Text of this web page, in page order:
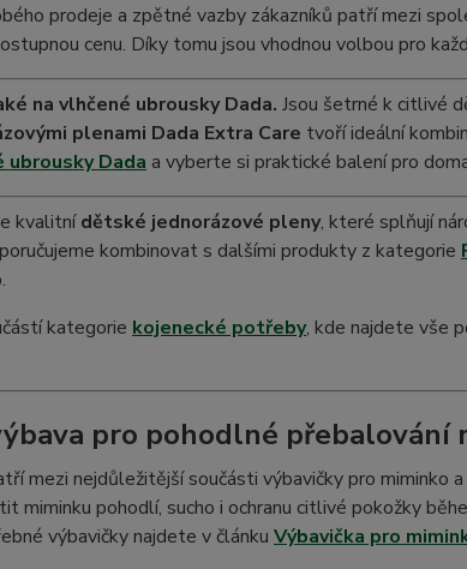
prodeje a zpětné vazby zákazníků patří mezi
cenu. Díky tomu jsou vhodnou volbou pro
na vlhčené ubrousky Dada. Jsou šetrné k citlivé
plenami Dada Extra Care tvoří ideální
ubrousky Dada a vyberte si praktické balení pro
kvalitnídětské jednorázové pleny, které splňují
kombinovat s dalšími produkty z kategorie
kategorie kojenecké potřeby, kde najdete vše
pro pohodlné přebalování
mezi nejdůležitější součásti výbavičky pro miminko
miminku pohodlí, sucho i ochranu citlivé pokožky
výbavičky najdete v článku Výbavička pro